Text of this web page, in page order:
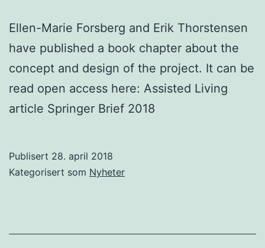
Ellen-Marie Forsberg and Erik Thorstensen
have published a book chapter about the
concept and design of the project. It can be
read open access here: Assisted Living
article Springer Brief 2018
Publisert 28. april 2018
Kategorisert som Nyheter